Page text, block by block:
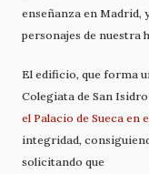
enseñanza en Madrid,
personajes de nuestra
El edificio, que forma
Colegiata de San Isidro
el Palacio de Sueca en
integridad,
solicitando que